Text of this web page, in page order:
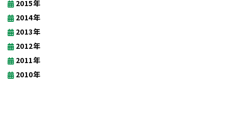
2015年
2014年
2013年
2012年
2011年
2010年